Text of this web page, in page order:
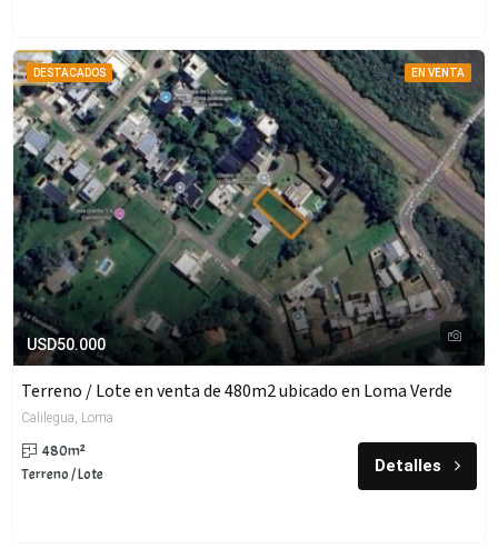
DESTACADOS EN VENTA
USD50.000
Terreno / Lote en venta de 480m2 ubicado en Loma Verde
Calilegua, Loma
480m²
Terreno / Lote
Detalles